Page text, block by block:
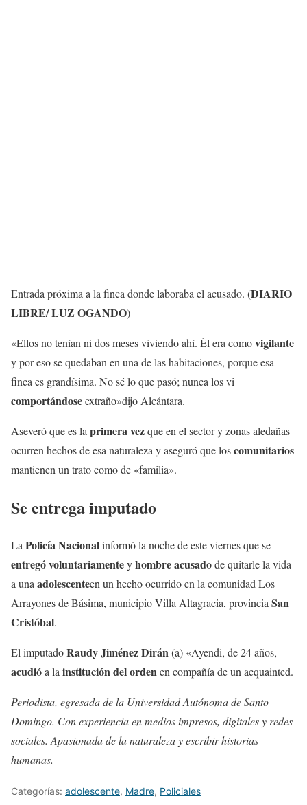
Entrada próxima a la finca donde laboraba el acusado. (DIARIO
LIBRE/ LUZ OGANDO)
«Ellos no tenían ni dos meses viviendo ahí. Él era comovigilante
y por eso se quedaban en una de las habitaciones, porque esa
finca es grandísima. No sé lo que pasó; nunca los vi
comportándoseextraño»dijo Alcántara.
Aseveró que es laprimera vezque en el sector y zonas aledañas
ocurren hechos de esa naturaleza y aseguró que loscomunitarios
mantienen un trato como de «familia».
Se entrega imputado
LaPolicía Nacionalinformó la noche de este viernes que se
entregó voluntariamenteyhombre acusadode quitarle la vida
a unaadolescenteen un hecho ocurrido en la comunidad Los
Arrayones de Básima, municipio Villa Altagracia, provinciaSan
Cristóbal.
El imputadoRaudy Jiménez Dirán(a) «Ayendi, de 24 años,
acudióa lainstitución del ordenen compañía de un acquainted.
Periodista, egresada de la Universidad Autónoma de Santo
Domingo. Con experiencia en medios impresos, digitales y redes
sociales. Apasionada de la naturaleza y escribir historias
humanas.
Categorías: adolescente, Madre, Policiales